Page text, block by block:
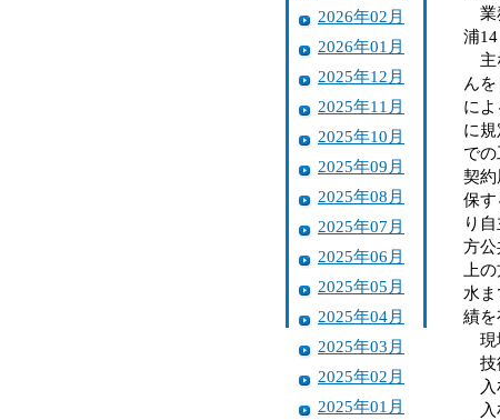
2026年02月
2026年01月
2025年12月
2025年11月
2025年10月
2025年09月
2025年08月
2025年07月
2025年06月
2025年05月
2025年04月
2025年03月
2025年02月
2025年01月
業
浦
主
ん
に
に
で
契
保
り
方
上
水
績を
現
技
入
入